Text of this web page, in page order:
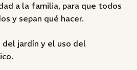
a la familia, para que todos
y sepan qué hacer.
jardín y el uso del